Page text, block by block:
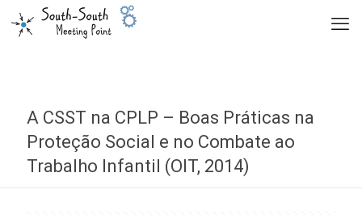
A CSST na CPLP – Boas Práticas na
Proteção Social e no Combate ao
Trabalho Infantil (OIT, 2014)